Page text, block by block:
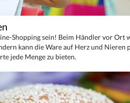
Shopping sein! Beim Händler vor Ort
kann die Ware auf Herz und Nieren
jede Menge zu bieten.